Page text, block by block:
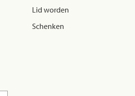
Lid worden
Schenken